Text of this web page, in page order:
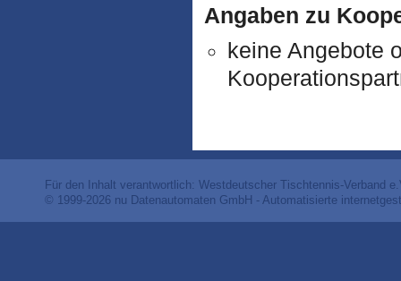
Angaben zu
keine Angebote
Für den Inhalt verantwortlich: Westdeutscher Tischtennis-Verband
© 1999-2026 nu Datenautomaten GmbH - Automatisierte